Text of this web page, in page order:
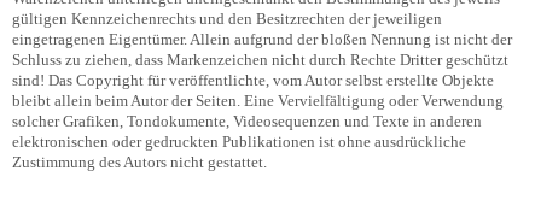
gültigen Kennzeichenrechts und den Besitzrechten der jeweiligen
eingetragenen Eigentümer. Allein aufgrund der bloßen Nennung ist nicht der
Schluss zu ziehen, dass Markenzeichen nicht durch Rechte Dritter geschützt
sind! Das Copyright für veröffentlichte, vom Autor selbst erstellte Objekte
bleibt allein beim Autor der Seiten. Eine Vervielfältigung oder Verwendung
solcher Grafiken, Tondokumente, Videosequenzen und Texte in anderen
elektronischen oder gedruckten Publikationen ist ohne ausdrückliche
Zustimmung des Autors nicht gestattet.